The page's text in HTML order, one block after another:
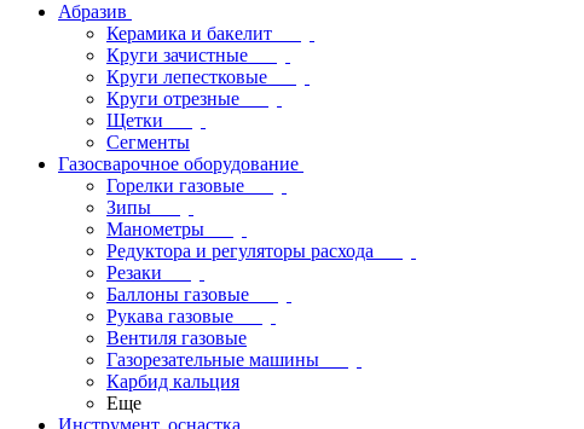
Абразив
Керамика и бакелит
Круги зачистные
Круги лепестковые
Круги отрезные
Щетки
Сегменты
Газосварочное оборудование
Горелки газовые
Зипы
Манометры
Редуктора и регуляторы расхода
Резаки
Баллоны газовые
Рукава газовые
Вентиля газовые
Газорезательные машины
Карбид кальция
Еще
Инструмент, оснастка